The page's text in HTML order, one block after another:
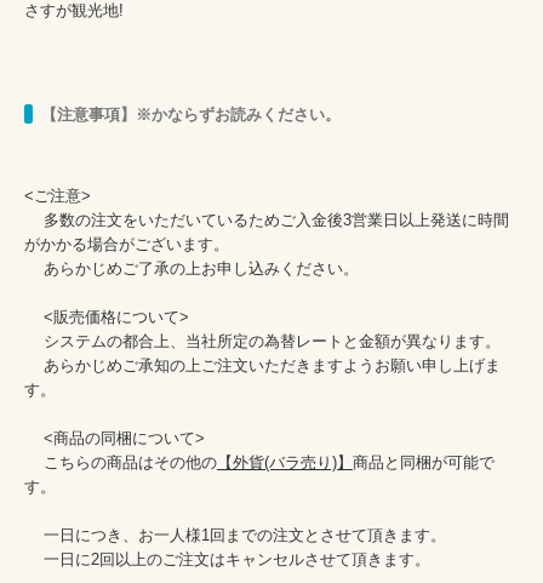
さすが観光地!
【注意事項】※かならずお読みください。
<ご注意>
がかかる場合がございます。
す。
    こちらの商品はその他の
【外貨(バラ売り)】 商品と同梱が可能で
す。